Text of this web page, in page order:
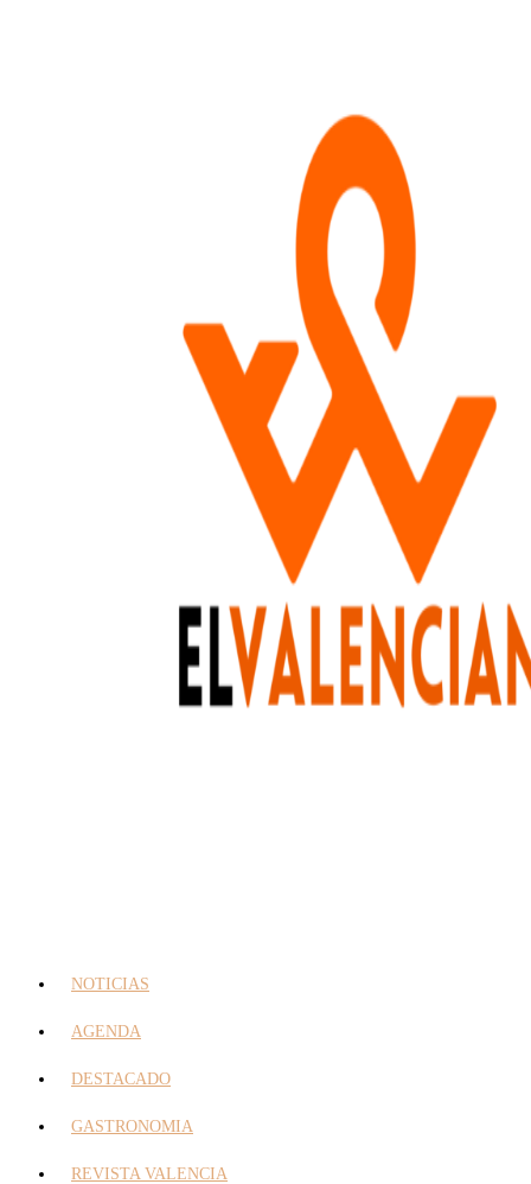
NOTICIAS
AGENDA
DESTACADO
GASTRONOMIA
REVISTA VALENCIA